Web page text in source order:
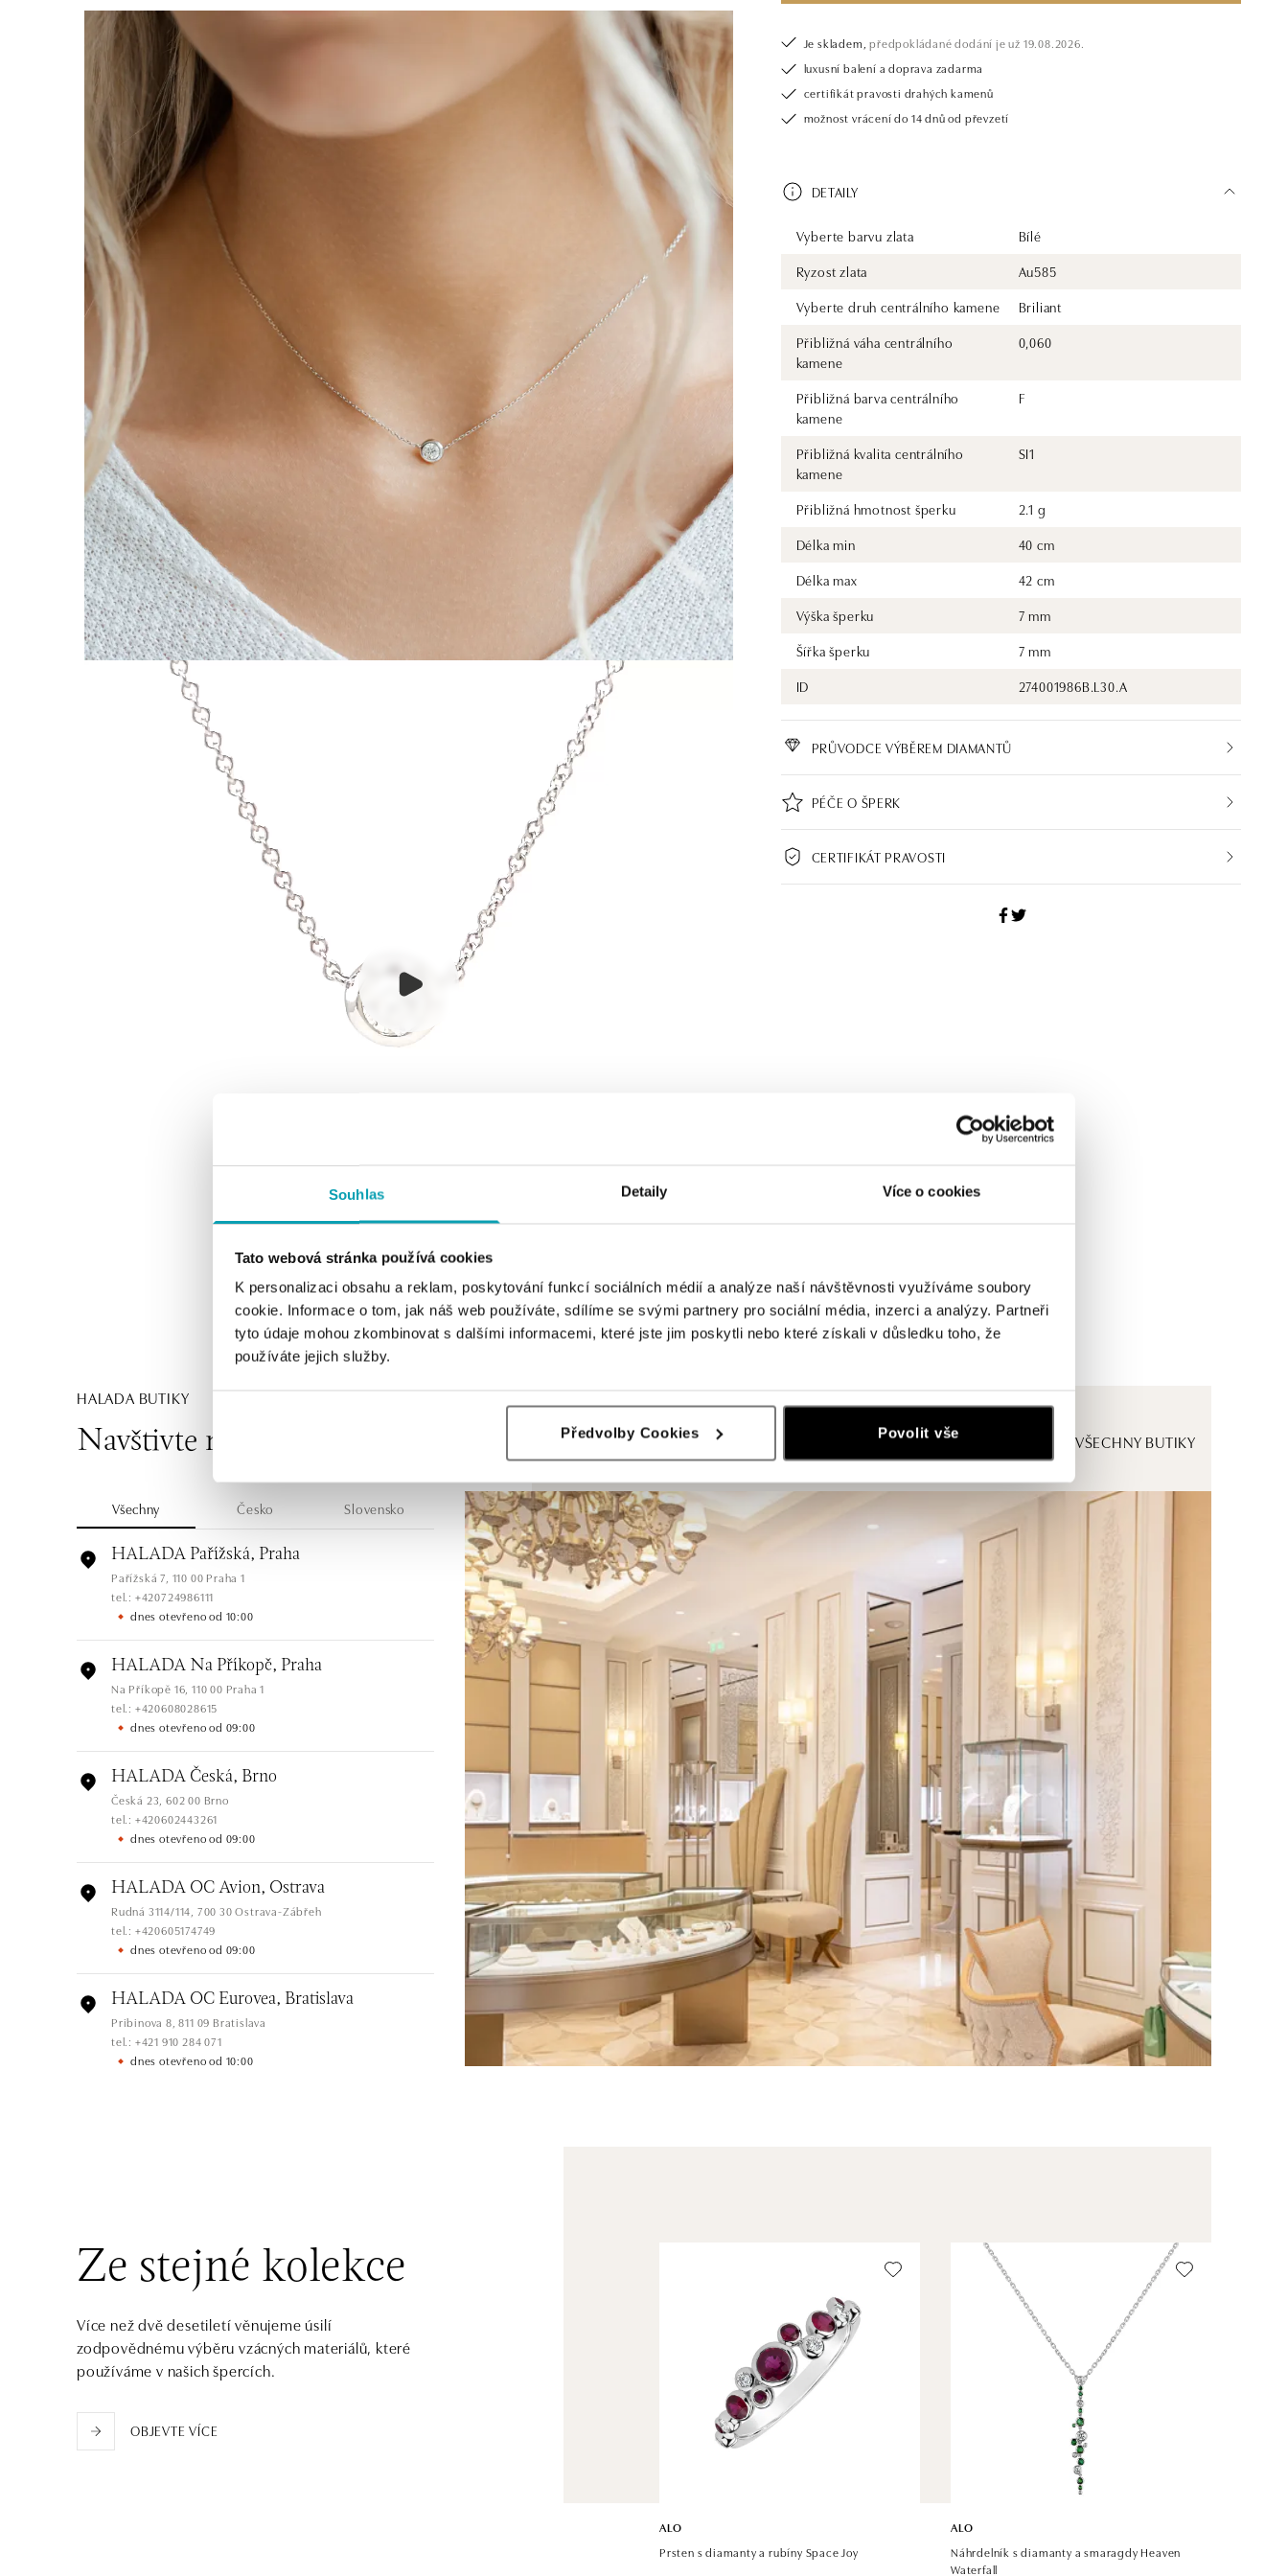
Souhlas Detaily Více o cookies
Tato webová stránka používá cookies
K personalizaci obsahu a reklam, poskytování funkcí sociálních médií a analýze naší návštěvnosti využíváme soubory
cookie. Informace o tom, jak náš web používáte, sdílíme se svými partnery pro sociální média, inzerci a analýzy. Partneři
tyto údaje mohou zkombinovat s dalšími informacemi, které jste jim poskytli nebo které získali v důsledku toho, že
používáte jejich služby.
Předvolby Cookies Povolit vše
Je skladem, předpokládané dodání je už 19.08.2026.
luxusní balení a doprava zadarma
certifikát pravosti drahých kamenů
možnost vrácení do 14 dnů od převzetí
DETAILY
Vyberte barvu zlata
Bílé
Ryzost zlata
Au585
Vyberte druh centrálního kamene
Briliant
Přibližná váha centrálního
kamene
0,060
Přibližná barva centrálního
kamene
F
Přibližná kvalita centrálního
kamene
SI1
Přibližná hmotnost šperku
2.1 g
Délka min
40 cm
Délka max
42 cm
Výška šperku
7 mm
Šířka šperku
7 mm
ID
274001986B.L30.A
PRŮVODCE VÝBĚREM DIAMANTŮ
PÉČE O ŠPERK
CERTIFIKÁT PRAVOSTI
HALADA BUTIKY
Navštivte naše butiky ZOBRAZIT VŠECHNY BUTIKY
Všechny Česko Slovensko
HALADA Pařížská, Praha
Pařížská 7, 110 00 Praha 1
tel.: +420724986111
dnes otevřeno od 10:00
HALADA Na Příkopě, Praha
Na Příkopě 16, 110 00 Praha 1
tel.: +420608028615
dnes otevřeno od 09:00
HALADA Česká, Brno
Česká 23, 602 00 Brno
tel.: +420602443261
dnes otevřeno od 09:00
HALADA OC Avion, Ostrava
Rudná 3114/114, 700 30 Ostrava-Zábřeh
tel.: +420605174749
dnes otevřeno od 09:00
HALADA OC Eurovea, Bratislava
Pribinova 8, 811 09 Bratislava
tel.: +421 910 284 071
dnes otevřeno od 10:00
Einsteinova 18, 851 01 Bratislava
tel.: +421 917 090 891
dnes otevřeno od 09:00
Ze stejné kolekce
Více než dvě desetiletí věnujeme úsilí
zodpovědnému výběru vzácných materiálů, které
používáme v našich špercích.
OBJEVTE VÍCE
ALO
Prsten s diamanty a rubíny Space Joy
ALO
Náhrdelník s diamanty a smaragdy Heaven
Waterfall